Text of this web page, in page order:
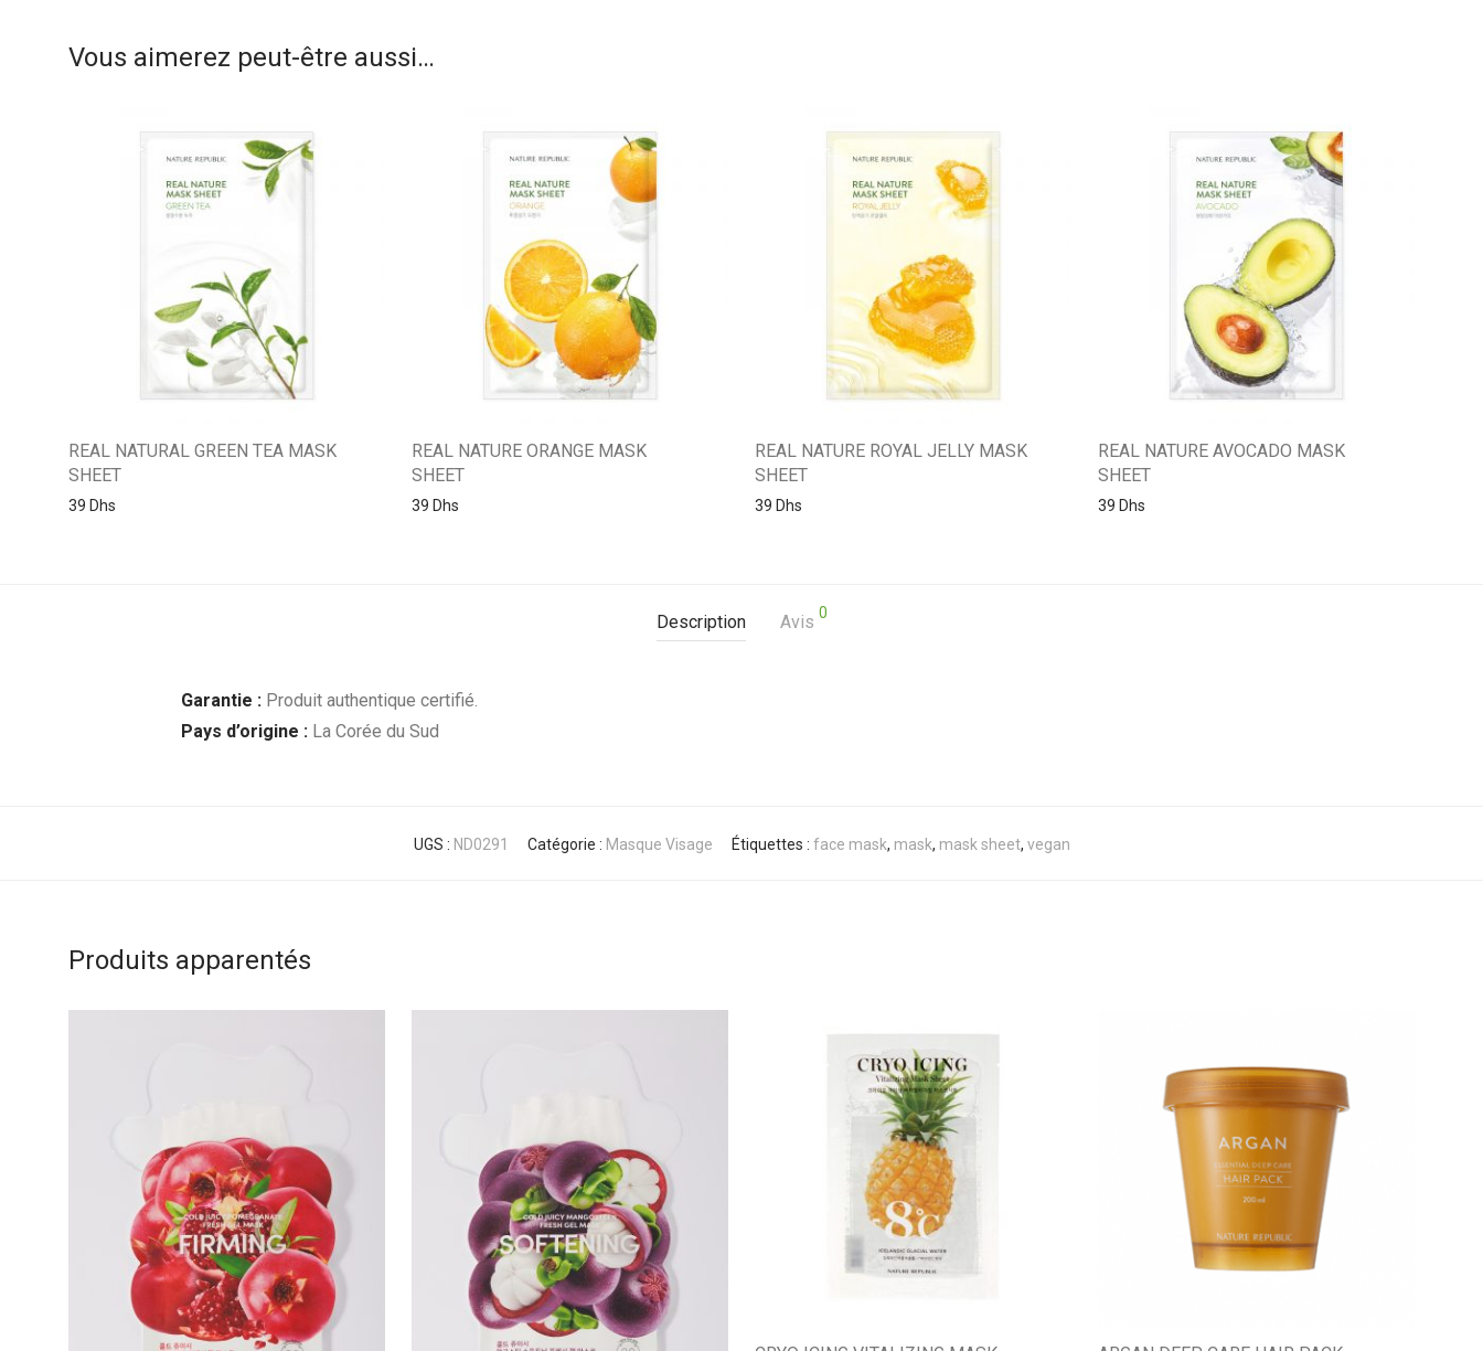
Vous aimerez peut-être aussi…
REAL NATURAL GREEN TEA MASK
SHEET
39 Dhs
REAL NATURE ORANGE MASK
SHEET
39 Dhs
REAL NATURE ROYAL JELLY MASK
SHEET
39 Dhs
REAL NATURE AVOCADO MASK
SHEET
39 Dhs
Description Avis 0
Garantie : Produit authentique certifié.
Pays d’origine : La Corée du Sud
UGS : ND0291 Catégorie : Masque Visage Étiquettes : face mask, mask, mask sheet, vegan
Produits apparentés